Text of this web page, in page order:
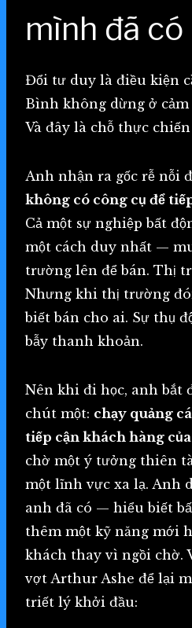
mình đã có
Đổi tư duy là điều kiện
Bình không dừng ở
Và đây là chỗ thực
Anh nhận ra gốc rễ nỗi
không có công cụ để
Cả một sự nghiệp bất
một cách duy nhất —
trường lên để bán. Thị
Nhưng khi thị trường
biết bán cho ai. Sự thụ
bẫy thanh khoản.
Nên khi đi học, anh bắt
chút một: chạy quảng
tiếp cận khách hàng
chờ một ý tưởng thiên
một lĩnh vực xa lạ. Anh
anh đã có — hiểu biết
thêm một kỹ năng mới
khách thay vì ngồi chờ.
vợt Arthur Ashe để lại
triết lý khởi đầu: